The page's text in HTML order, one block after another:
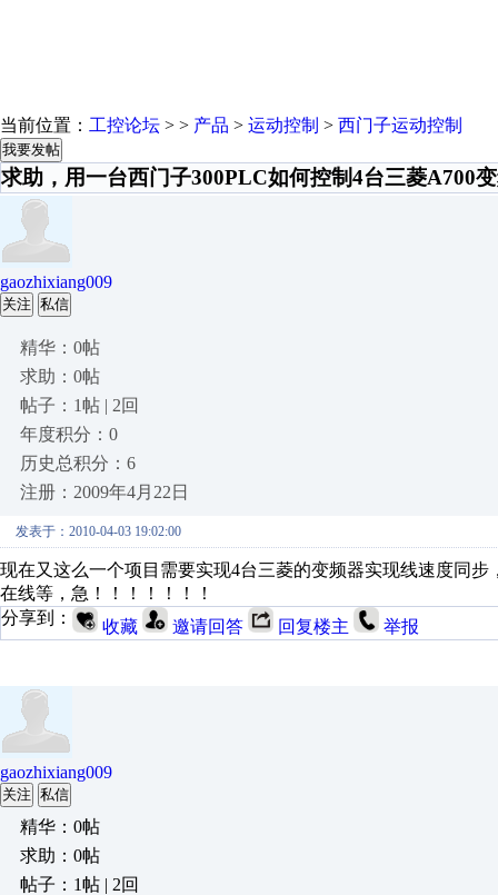
当前位置： 工控论坛 > > 产品 > 运动控制 > 西门子运动控制
我要发帖
求助，用一台西门子300PLC如何控制4台三菱A700
gaozhixiang009
关注 私信
精华：0帖
求助：0帖
帖子：1帖 | 2回
年度积分：0
历史总积分：6
注册：2009年4月22日
发表于：2010-04-03 19:02:00
现在又这么一个项目需要实现4台三菱的变频器实现线速度同
在线等，急！！！！！！！
分享到：
收藏 邀请回答 回复楼主 举报
gaozhixiang009
关注 私信
精华：0帖
求助：0帖
帖子：1帖 | 2回